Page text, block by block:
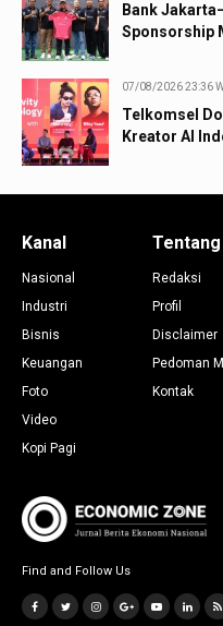
Bank
Sponsorship
07/08/2026 23:36
Telkomsel
Kreator AI
Kanal
Nasional
Industri
Bisnis
Keuangan
Foto
Video
Kopi Pagi
Redaksi
Profil
Disclaimer
Pedoman
Kontak
Find and Follow Us